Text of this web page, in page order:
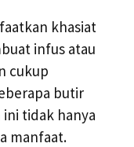
khasiat
infus atau
cukup
butir
ini tidak hanya
manfaat.